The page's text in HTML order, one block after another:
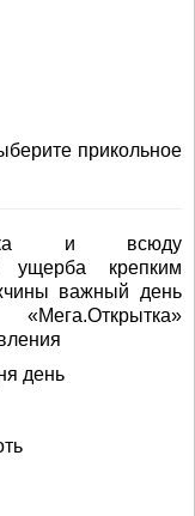
прикольное
и всюду
ущерба крепким
важный день
день